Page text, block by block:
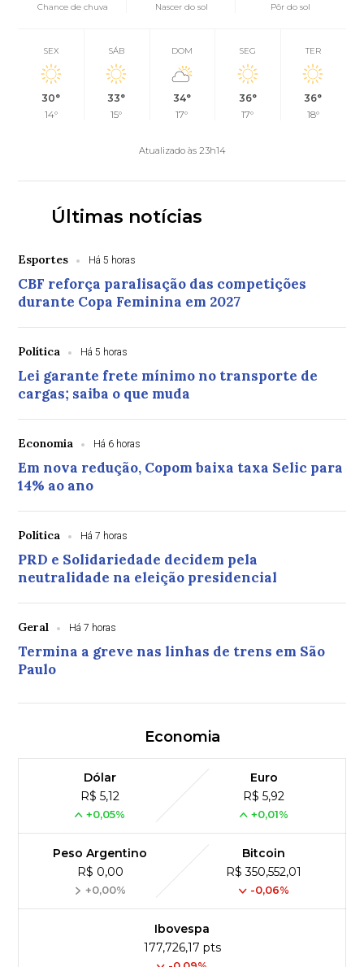
Chance de chuva Nascer do sol Pôr do sol
SEX
30°
14°
SÁB
33°
15°
DOM
34°
17°
SEG
36°
17°
TER
36°
18°
Atualizado às 23h14
Últimas notícias
Esportes Há 5 horas
CBF reforça paralisação das competições
durante Copa Feminina em 2027
Política Há 5 horas
Lei garante frete mínimo no transporte de
cargas; saiba o que muda
Economia Há 6 horas
Em nova redução, Copom baixa taxa Selic para
14% ao ano
Política Há 7 horas
PRD e Solidariedade decidem pela
neutralidade na eleição presidencial
Geral Há 7 horas
Termina a greve nas linhas de trens em São
Paulo
Economia
Dólar
R$ 5,12
+0,05%
Euro
R$ 5,92
+0,01%
Peso Argentino
R$ 0,00
+0,00%
Bitcoin
R$ 350,552,01
-0,06%
Ibovespa
177,726,17 pts